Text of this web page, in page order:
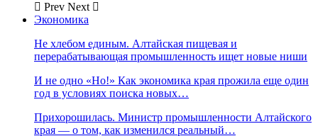
Prev Next
Экономика
Не хлебом единым. Алтайская пищевая и
перерабатывающая промышленность ищет новые ниши
И не одно «Но!» Как экономика края прожила еще один
год в условиях поиска новых…
Прихорошилась. Министр промышленности Алтайского
края — о том, как изменился реальный…